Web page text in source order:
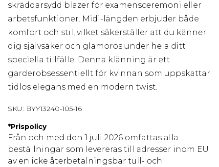
skräddarsydd blazer för examensceremoni eller
arbetsfunktioner. Midi-längden erbjuder både
komfort och stil, vilket säkerställer att du känner
dig självsäker och glamorös under hela ditt
speciella tillfälle. Denna klänning är ett
garderobsessentiellt för kvinnan som uppskattar
tidlös elegans med en modern twist.
SKU: BYY13240-105-16
*Prispolicy
Från och med den 1 juli 2026 omfattas alla
beställningar som levereras till adresser inom EU
av en icke återbetalningsbar tull- och